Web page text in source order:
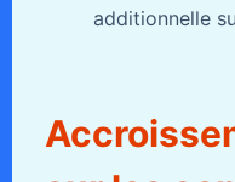
additionnelle